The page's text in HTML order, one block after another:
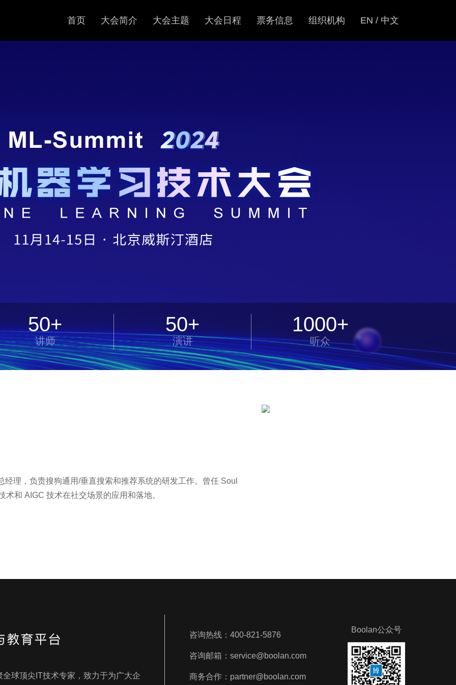
50+
讲师
50+
演讲
1000+
听众
首页 大会简介 大会主题 大会日程 票务信息 组织机构 EN / 中文
理，负责搜狗通用/垂直搜索和推荐系统的研发工作。曾任 Soul
球顶尖IT技术专家，致力于为广大企
咨询热线：400-821-5876
咨询邮箱：service@boolan.com
商务合作：partner@boolan.com
Boolan公众号